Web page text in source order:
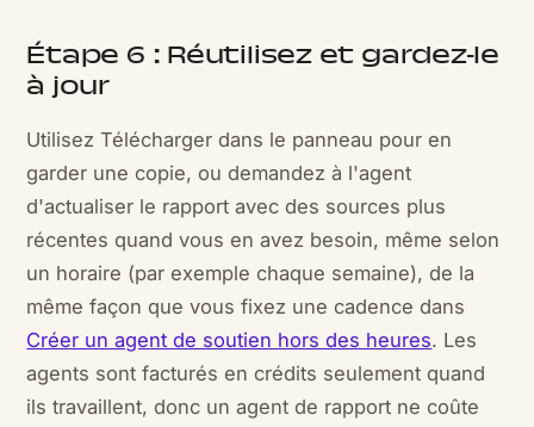
Étape 6 : Réutilisez et gardez-le
à jour
Utilisez Télécharger dans le panneau pour en
garder une copie, ou demandez à l'agent
d'actualiser le rapport avec des sources plus
récentes quand vous en avez besoin, même selon
un horaire (par exemple chaque semaine), de la
même façon que vous fixez une cadence dans
Créer un agent de soutien hors des heures. Les
agents sont facturés en crédits seulement quand
ils travaillent, donc un agent de rapport ne coûte